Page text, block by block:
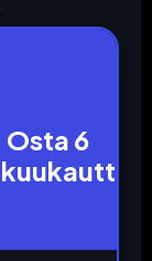
Osta 6
kuukautta
Meses